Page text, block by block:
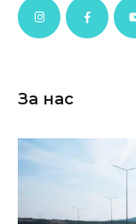
За нас